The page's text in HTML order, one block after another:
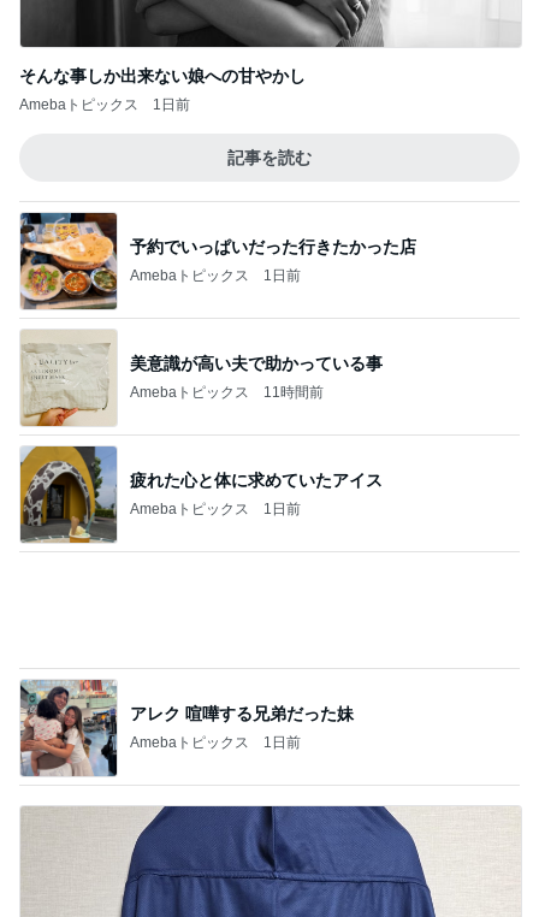
予約でいっぱいだった行きたかった店
Amebaトピックス 1日前
Amebaトピックス 11時間前
疲れた心と体に求めていたアイス
Amebaトピックス 1日前
アレク 喧嘩する兄弟だった妹
Amebaトピックス 1日前
びっくりするほど涼しい冷感ポンチョ
Amebaトピックス
記事を読む
丁寧な暮らしの自分なりの考え方